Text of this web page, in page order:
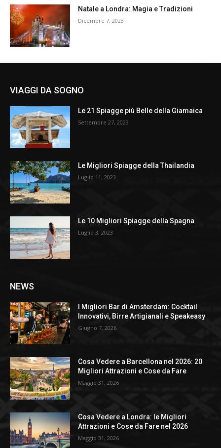
Natale a Londra: Magia e Tradizioni
Dicembre 7, 2023
VIAGGI DA SOGNO
Le 21 Spiagge più Belle della Giamaica
Settembre 27, 2023
Le Migliori Spiagge della Thailandia
Luglio 11, 2023
Le 10 Migliori Spiagge della Spagna
Luglio 3, 2023
NEWS
I Migliori Bar di Amsterdam: Cocktail
Innovativi, Birre Artigianali e Speakeasy
Giugno 7, 2026
Cosa Vedere a Barcellona nel 2026: 20
Migliori Attrazioni e Cose da Fare
Maggio 31, 2026
Cosa Vedere a Londra: le Migliori
Attrazioni e Cose da Fare nel 2026
Maggio 31, 2026